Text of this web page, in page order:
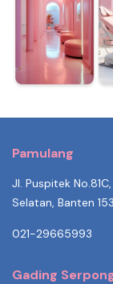
Pamulang
Jl. Puspitek
Selatan, Banten
021-29665993
Gading